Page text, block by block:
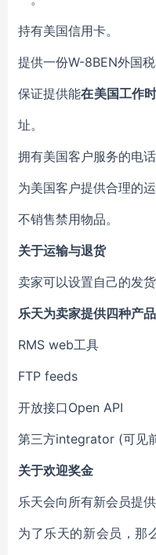
持有美国信用卡。
提供一份W-8BEN外国税
保证提供能在美国工作
址。
拥有美国客户服务的电话
为美国客户提供合理的运
不销售禁用物品。
关于运输与退货
卖家可以设置自己的发货
乐天为卖家提供四种产
RMS web工具
FTP feeds
开放接口Open API
第三方integrator (可见
关于欢迎奖金
乐天会向所有新会员提
为了乐天的新会员，那